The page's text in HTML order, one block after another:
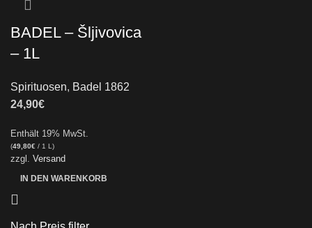
BADEL – Šljivovica
– 1L
Spirituosen, Badel 1862
24,90€
Enthält 19% MwSt.
(49,80€ / 1 L)
zzgl. Versand
IN DEN WARENKORB